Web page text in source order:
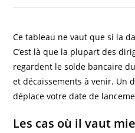
Ce tableau ne vaut que si la
C’est là que la plupart des
regardent le solde bancaire
et décaissements à venir. Un
déplace votre date de
Les cas où il vaut